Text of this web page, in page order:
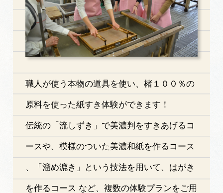
職人が使う本物の道具を使い、楮１００％の
原料を使った紙すき体験ができます！
伝統の「流しずき」で美濃判をすきあげるコ
ースや、模様のついた美濃和紙を作るコース
、「溜め漉き」という技法を用いて、はがき
を作るコース など、複数の体験プランをご用